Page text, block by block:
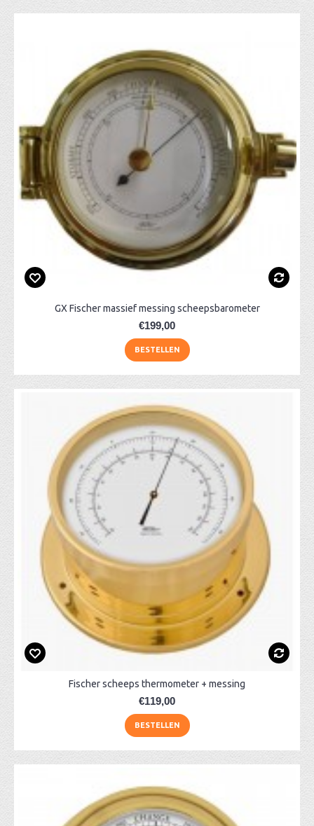
GX Fischer massief messing scheepsbarometer
€199,00
BESTELLEN
Fischer scheeps thermometer + messing
€119,00
BESTELLEN